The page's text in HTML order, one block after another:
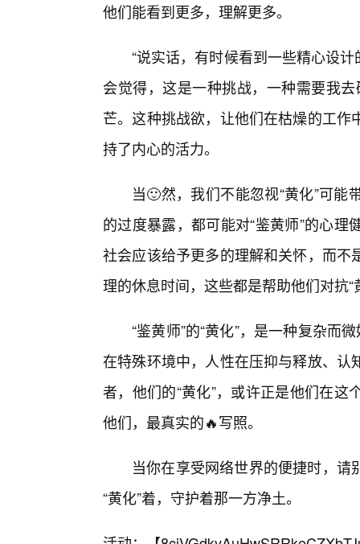
他们能看到更多，理解更多。
“说实话，有时候看到一些精心设计
会觉得，这是一种挑战，一种需要我
芒。这种挑战欲，让他们在枯燥的工
持了内心的活力。
当🙂然，我们不能忽视“黄化”可
的过度暴露，都可能对“鉴黄师”的心
社会应该给予更多的理解和关怀，而
理的休息时间，这些都是帮助他们对抗
“鉴黄师”的“黄化”，是一种复杂而
在特殊环境中，人性在压抑与释放、
者，他们的“黄化”，或许正是他们在
他们，最真实的🔥写照。
当你在享受网络世界的便捷时，
“黄化”着，守护着那一方净土。